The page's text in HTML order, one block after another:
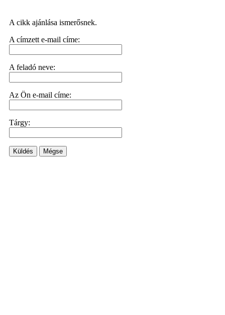
A cikk ajánlása ismerősnek.
A címzett e-mail címe:
A feladó neve:
Az Ön e-mail címe:
Tárgy:
Küldés Mégse